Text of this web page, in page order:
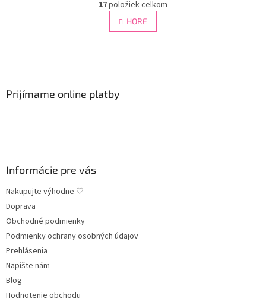
v
l
á
r
á
n
k
17položiek celkom
HORE
Prijímame online platby
Informácie pre vás
Nakupujte výhodne ♡
Doprava
Obchodné podmienky
Podmienky ochrany osobných údajov
Prehlásenia
Napíšte nám
Blog
Hodnotenie obchodu